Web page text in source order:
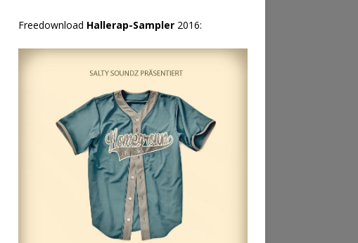
Freedownload Hallerap-Sampler2016: